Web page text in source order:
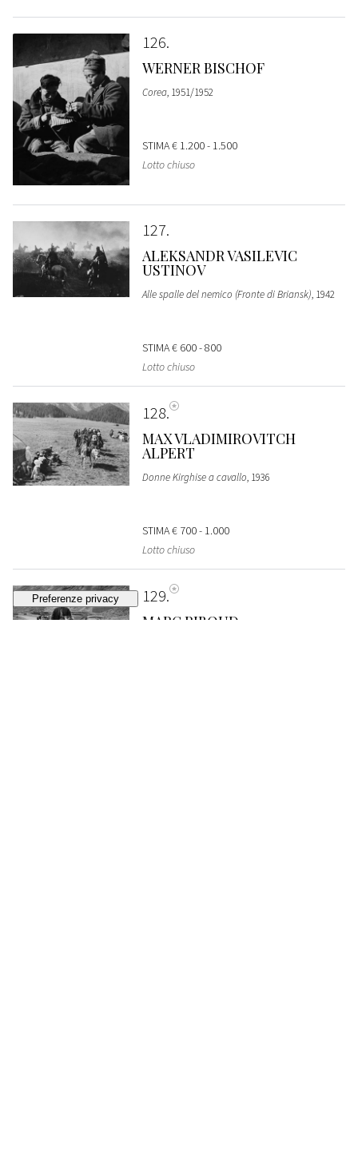
126
WERNER BISCHOF
Corea, 1951/1952
STIMA€ 1.200 - 1.500
Lotto chiuso
127
ALEKSANDR VASILEVIC
USTINOV
Alle spalle del nemico (Fronte di Briansk), 1942
STIMA€ 600 - 800
Lotto chiuso
128
MAX VLADIMIROVITCH
ALPERT
Donne Kirghise a cavallo, 1936
STIMA€ 700 - 1.000
Lotto chiuso
129
MARC RIBOUD